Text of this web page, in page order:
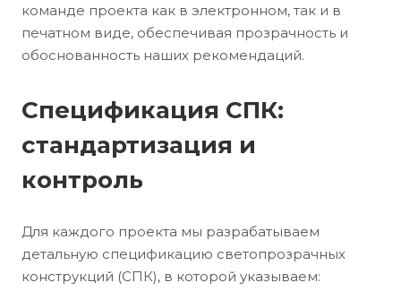
команде проекта как в электронном, так и в
печатном виде, обеспечивая прозрачность и
обоснованность наших рекомендаций.
Спецификация СПК:
стандартизация и
контроль
Для каждого проекта мы разрабатываем
детальную спецификацию светопрозрачных
конструкций (СПК), в которой указываем: